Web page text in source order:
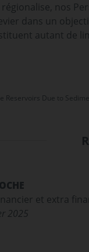
nos
dans un
autant de
Reservoirs Due to
et extra
2025